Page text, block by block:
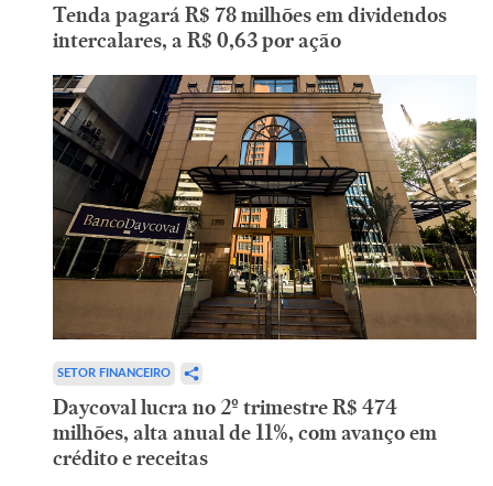
Tenda pagará R$ 78 milhões em dividendos
intercalares, a R$ 0,63 por ação
SETOR FINANCEIRO
Daycoval lucra no 2º trimestre R$ 474
milhões, alta anual de 11%, com avanço em
crédito e receitas